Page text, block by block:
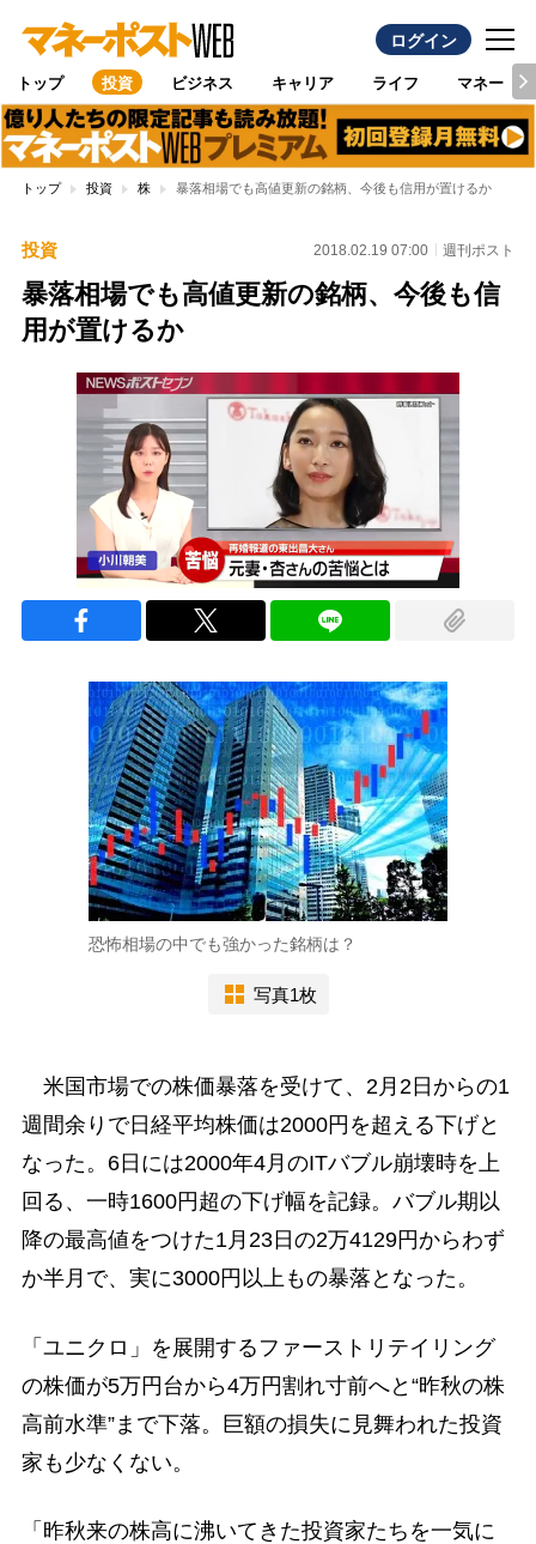
ログイン
トップ 投資 ビジネス キャリア ライフ マネー
トップ 投資 株 暴落相場でも高値更新の銘柄、今後も信用が置けるか
投資 2018.02.19 07:00 週刊ポスト
暴落相場でも高値更新の銘柄、今後も信
用が置けるか
恐怖相場の中でも強かった銘柄は？
写真1枚
米国市場での株価暴落を受けて、2月2日からの1
週間余りで日経平均株価は2000円を超える下げと
なった。6日には2000年4月のITバブル崩壊時を上
回る、一時1600円超の下げ幅を記録。バブル期以
降の最高値をつけた1月23日の2万4129円からわず
か半月で、実に3000円以上もの暴落となった。
「ユニクロ」を展開するファーストリテイリング
の株価が5万円台から4万円割れ寸前へと“昨秋の株
高前水準”まで下落。巨額の損失に見舞われた投資
家も少なくない。
「昨秋来の株高に沸いてきた投資家たちを一気に